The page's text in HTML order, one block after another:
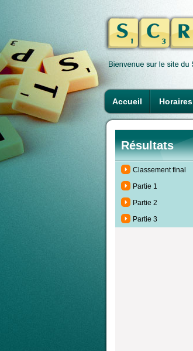
Accueil Horaires
Résultats
Classement final
Partie 1
Partie 2
Partie 3